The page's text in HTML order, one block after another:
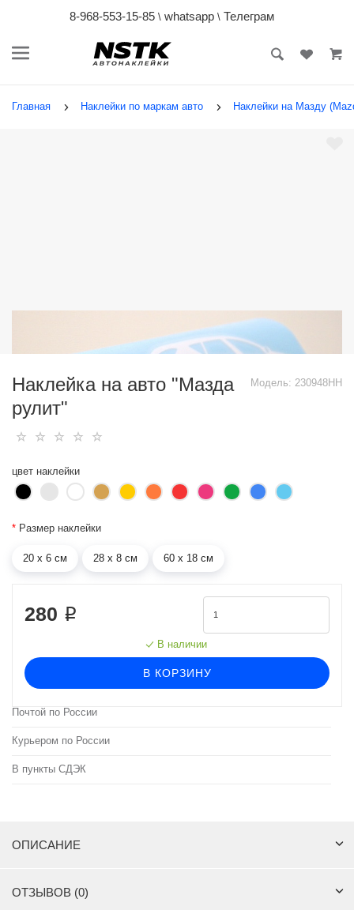
8-968-553-15-85 \ whatsapp\ Телеграм
Главная Наклейки по маркам авто Наклейки на Мазду
Модель: 230948HH
Наклейка на авто "Мазда
рулит"
цвет наклейки
* Размер наклейки
20 х 6 см 28 х 8 см 60 х 18 см
280 ₽
В наличии
В КОРЗИНУ
Почтой по России
Курьером по России
В пункты СДЭК
ОПИСАНИЕ
ОТЗЫВОВ (0)